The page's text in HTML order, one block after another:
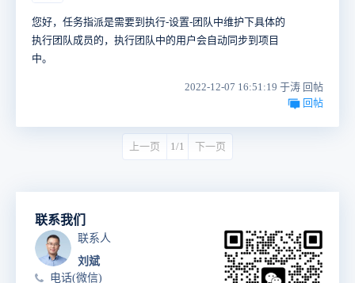
您好，任务指派是需要到执行-设置-团队中维护下具体的
执行团队成员的，执行团队中的用户会自动同步到项目
中。
2022-12-07 16:51:19 于涛 回帖
回帖
上一页 1/1 下一页
联系我们
联系人
刘斌
电话(微信)